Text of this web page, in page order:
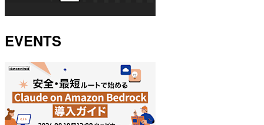
EVENTS